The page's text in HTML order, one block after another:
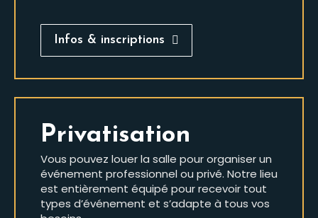
Infos & inscriptions
Privatisation
Vous pouvez louer la salle pour organiser un
événement professionnel ou privé. Notre lieu
est entièrement équipé pour recevoir tout
types d’événement et s’adapte à tous vos